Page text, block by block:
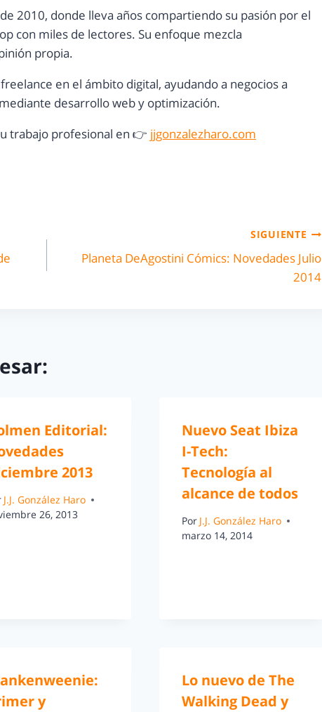
2010, donde lleva años compartiendo su pasión por el
con miles de lectores. Su enfoque mezcla
propia.
en el ámbito digital, ayudando a negocios a
desarrollo web y optimización.
trabajo profesional en 👉 jjgonzalezharo.com
SIGUIENTE
Planeta DeAgostini Cómics: Novedades Julio
2014
Editorial:
2013
J.J. González Haro
26, 2013
Nuevo Seat Ibiza
I-Tech:
Tecnología al
alcance de todos
Por J.J. González Haro
marzo 14, 2014
y
Lo nuevo de The
Walking Dead y